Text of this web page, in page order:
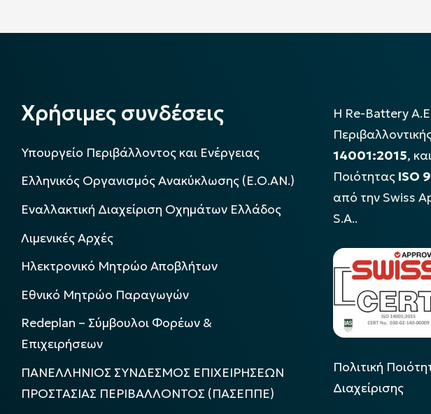
Χρήσιμες συνδέσεις
Υπουργείο Περιβάλλοντος και Ενέργειας
Ελληνικός Οργανισμός Ανακύκλωσης (Ε.Ο.ΑΝ.)
Εναλλακτική Διαχείριση Οχημάτων Ελλάδος
Λιμενικές Αρχές
Ηλεκτρονικό Μητρώο Αποβλήτων
Εθνικό Μητρώο Παραγωγών
Redeplan – Σύμβουλοι Φορέων &
Επιχειρήσεων
ΠΑΝΕΛΛΗΝΙΟΣ ΣΥΝΔΕΣΜΟΣ ΕΠΙΧΕΙΡΗΣΕΩΝ
ΠΡΟΣΤΑΣΙΑΣ ΠΕΡΙΒΑΛΛΟΝΤΟΣ (ΠΑΣΕΠΠΕ)
Η Re-Battery
14001:2015,
Ποιότητας ISO
από την Swiss
S.A..
Πολιτική
Διαχείρισης